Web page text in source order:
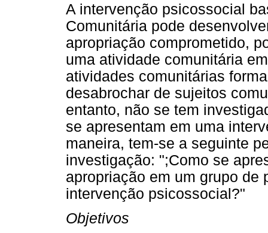
A intervenção psicossocial
Comunitária pode
apropriação comprometido,
uma atividade comunitária
atividades comunitárias
desabrochar de sujeitos
entanto, não se tem
se apresentam em uma
maneira, tem-se a seguinte
investigação: ";Como se
apropriação em um grupo de
intervenção psicossocial?"
Objetivos